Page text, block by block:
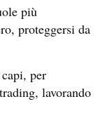
più
proteggersi da
per
lavorando